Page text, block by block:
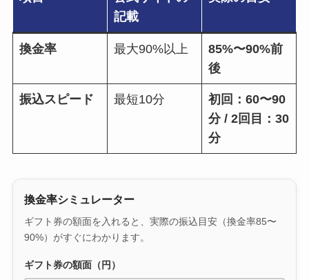
記載
換金率 最大90%以上
85%〜90%前
後
振込スピード 最短10分
初回：60〜90
分 / 2回目：30
分
換金率シミュレーター
ギフト券の額面を入れると、実際の振込目安（換金率85〜
90%）がすぐにわかります。
ギフト券の額面（円）